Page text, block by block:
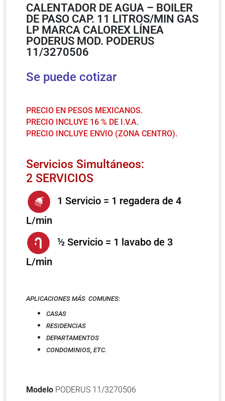
CALENTADOR DE AGUA – BOILER
DE PASO CAP. 11 LITROS/MIN GAS
LP MARCA CALOREX LÍNEA
PODERUS MOD. PODERUS
11/3270506
Se puede cotizar
PRECIO EN PESOS MEXICANOS.
PRECIO INCLUYE 16 % DE I.V.A.
PRECIO INCLUYE ENVIO (ZONA CENTRO).
Servicios Simultáneos:
2 SERVICIOS
1 Servicio = 1 regadera de 4
L/min
½ Servicio = 1 lavabo de 3
L/min
APLICACIONES MÁS COMUNES:
CASAS
RESIDENCIAS
DEPARTAMENTOS
CONDOMINIOS, ETC.
Modelo PODERUS 11/3270506